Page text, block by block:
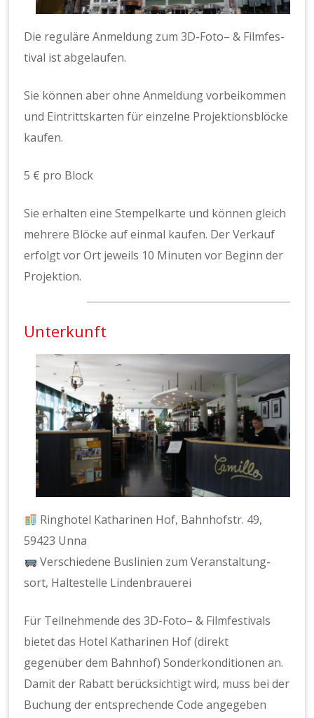
Die reg­uläre Anmel­dung zum 3D-Foto– & Film­fes­
ti­val ist abge­laufen.
Sie kön­nen aber ohne Anmel­dung vor­beikom­men
und Ein­trittskarten für einzelne Pro­jek­tions­blöcke
kaufen.
5 € pro Block
Sie erhal­ten eine Stem­pelka­rte und kön­nen gle­ich
mehrere Blöcke auf ein­mal kaufen. Der Verkauf
erfol­gt vor Ort jew­eils 10 Minuten vor Beginn der
Pro­jek­tion.
Unterkunft
Ring­ho­tel Kathari­nen Hof, Bahn­hof­str. 49,
59423 Unna
Ver­schiedene Buslin­ien zum Ver­anstal­tung­
sort, Hal­testelle Lin­den­brauerei
Für Teil­nehmende des 3D-Foto– & Film­fes­ti­vals
bietet das Hotel Kathari­nen Hof (direkt
gegenüber dem Bahn­hof) Son­derkon­di­tio­nen an.
Damit der Rabatt berück­sichtigt wird, muss bei der
Buchung der entsprechende Code angegeben